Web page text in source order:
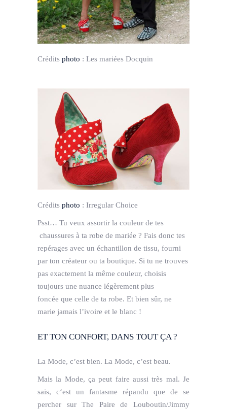
Crédits photo : Les mariées Docquin
Crédits photo : Irregular Choice
Psst… Tu veux assortir la couleur de tes
chaussures à ta robe de mariée ? Fais donc tes
repérages avec un échantillon de tissu, fourni
par ton créateur ou ta boutique. Si tu ne trouves
pas exactement la même couleur, choisis
toujours une nuance légèrement plus
foncée que celle de ta robe. Et bien sûr, ne
marie jamais l’ivoire et le blanc !
ET TON CONFORT, DANS TOUT ÇA ?
La Mode, c’est bien. La Mode, c’est beau.
Mais la Mode, ça peut faire aussi très mal. Je
sais, c‘est un fantasme répandu que de se
percher sur The Paire de Louboutin/Jimmy